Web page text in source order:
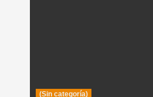
(Sin categoría)